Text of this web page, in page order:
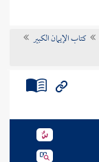
كتاب الإيمان الكبير